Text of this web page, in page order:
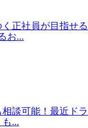
正社員が目指せる
お...
談可能！最近ドラ
...